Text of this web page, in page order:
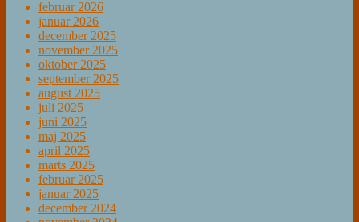
februar 2026
januar 2026
december 2025
november 2025
oktober 2025
september 2025
august 2025
juli 2025
juni 2025
maj 2025
april 2025
marts 2025
februar 2025
januar 2025
december 2024